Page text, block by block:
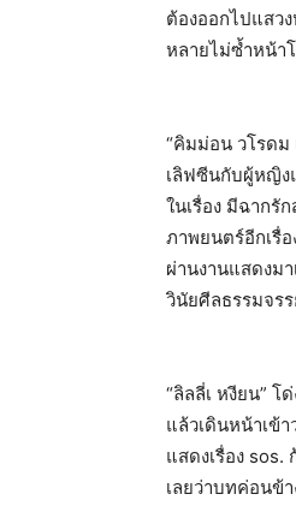
ต้องออกไปแสว
หลายไม่ซ้ำหน้า
“คิมม่อน วโรดม
เลิฟซีนกับผู้หญิง
ในเรื่อง มีฉากรั
ภาพยนตร์อีกเรื่
ผ่านงานแสดงม
วินัยศีลธรรมจร
“ลิลลี่เ หงียน”
แล้วเดินหน้าเข้
แสดงเรื่อง
เลยว่าบทค่อนข้